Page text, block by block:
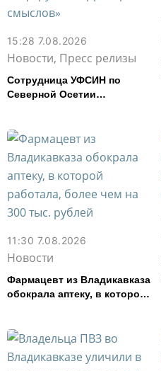
15:28 7.08.2026
Новости, Пресс релизы
Сотрудница УФСИН по
Северной Осетии
смыслов»
11:30 7.08.2026
Новости
Фармацевт из Владикавказа
обокрала аптеку, в которой